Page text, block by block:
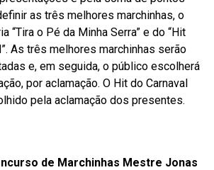
as três melhores marchinhas, o
“Tira o Pé da Minha Serra” e do “Hit
As três melhores marchinhas serão
e, em seguida, o público escolherá
por aclamação. O Hit do Carnaval
pela aclamação dos presentes.
de Marchinhas Mestre Jonas